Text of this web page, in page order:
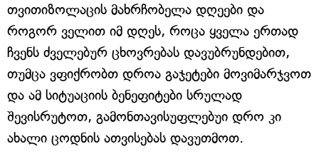
თვითიზოლაცის მახრჩობელა დღეები და
როგორ ველით იმ დღეს, როცა ყველა ერთად
ჩვენს ძველებურ ცხოვრებას დავუბრუნდებით,
თუმცა ვფიქრობთ დროა გაჯეტები მოვიმარჯვოთ
და ამ სიტუაციის ბენეფიტები სრულად
შევისრუტოთ, გამონთავისუფლებუი დრო კი
ახალი ცოდნის ათვისებას დავუთმოთ.